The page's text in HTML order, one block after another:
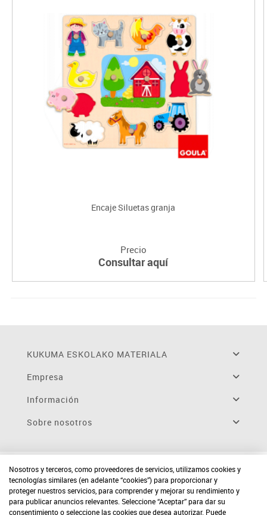
Encaje Siluetas granja
Precio
Consultar aquí
KUKUMA ESKOLAKO MATERIALA
Empresa
Información
Sobre nosotros
Nosotros y terceros, como proveedores de servicios, utilizamos cookies y
tecnologías similares (en adelante “cookies”) para proporcionar y
proteger nuestros servicios, para comprender y mejorar su rendimiento y
para publicar anuncios relevantes. Seleccione “Aceptar” para dar su
consentimiento o seleccione las cookies que desea autorizar. Puede